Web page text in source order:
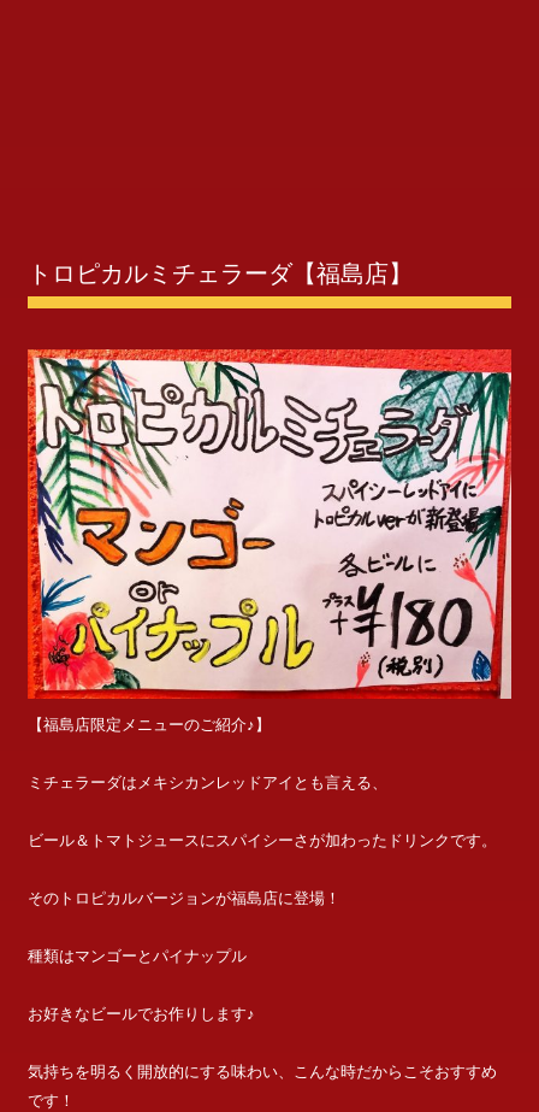
トロピカルミチェラーダ【福島店】
【福島店限定メニューのご紹介♪】
ミチェラーダはメキシカンレッドアイとも言える、
ビール＆トマトジュースにスパイシーさが加わったドリンクです。
そのトロピカルバージョンが福島店に登場！
種類はマンゴーとパイナップル
お好きなビールでお作りします♪
気持ちを明るく開放的にする味わい、こんな時だからこそおすすめ
です！